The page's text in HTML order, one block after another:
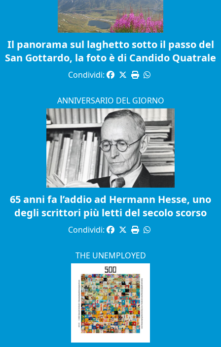
Il panorama sul laghetto sotto il passo del
San Gottardo, la foto è di Candido Quatrale
Condividi:
ANNIVERSARIO DEL GIORNO
65 anni fa l’addio ad Hermann Hesse, uno
degli scrittori più letti del secolo scorso
Condividi:
THE UNEMPLOYED